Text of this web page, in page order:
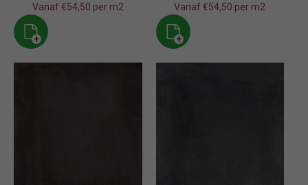
Vanaf €54,50 per m2
+
Vanaf €54,50 per m2
+